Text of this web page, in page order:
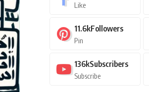
Like
11.6kFollowers
Pin
136kSubscribers
Subscribe